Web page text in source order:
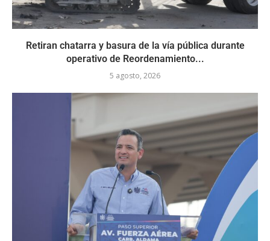
Retiran chatarra y basura de la vía pública durante
operativo de Reordenamiento...
5 agosto, 2026